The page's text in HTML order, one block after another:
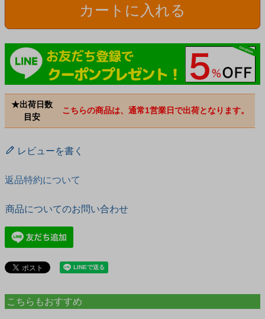
カートに入れる
★出荷日数
目安
こちらの商品は、通常1営業日で出荷となります。
レビューを書く
返品特約について
商品についてのお問い合わせ
こちらもおすすめ